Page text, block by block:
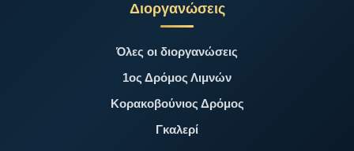
Διοργανώσεις
Όλες οι διοργανώσεις
1ος Δρόμος Λιμνών
Κορακοβούνιος Δρόμος
Γκαλερί